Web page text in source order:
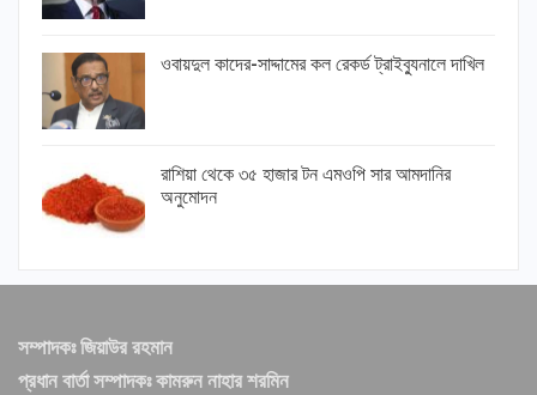
ওবায়দুল কাদের-সাদ্দামের কল রেকর্ড ট্রাইব্যুনালে দাখিল
রাশিয়া থেকে ৩৫ হাজার টন এমওপি সার আমদানির
অনুমোদন
সম্পাদকঃ জিয়াউর রহমান
প্রধান বার্তা সম্পাদকঃ কামরুন নাহার শরমিন